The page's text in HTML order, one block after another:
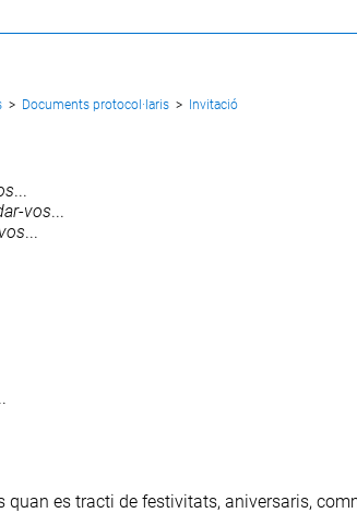
> Documents protocol·laris > Invitació
...
-vos...
...
quan es tracti de festivitats, aniversaris,